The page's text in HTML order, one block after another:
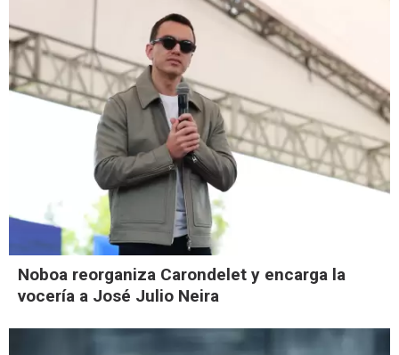
Noboa reorganiza Carondelet y encarga la
vocería a José Julio Neira